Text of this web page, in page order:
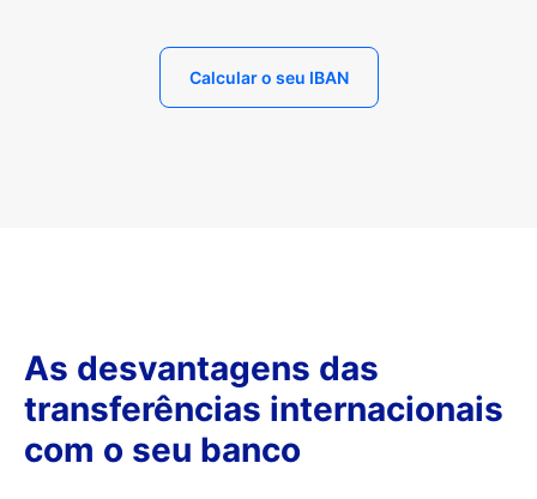
Calcular o seu IBAN
As desvantagens das
transferências internacionais
com o seu banco